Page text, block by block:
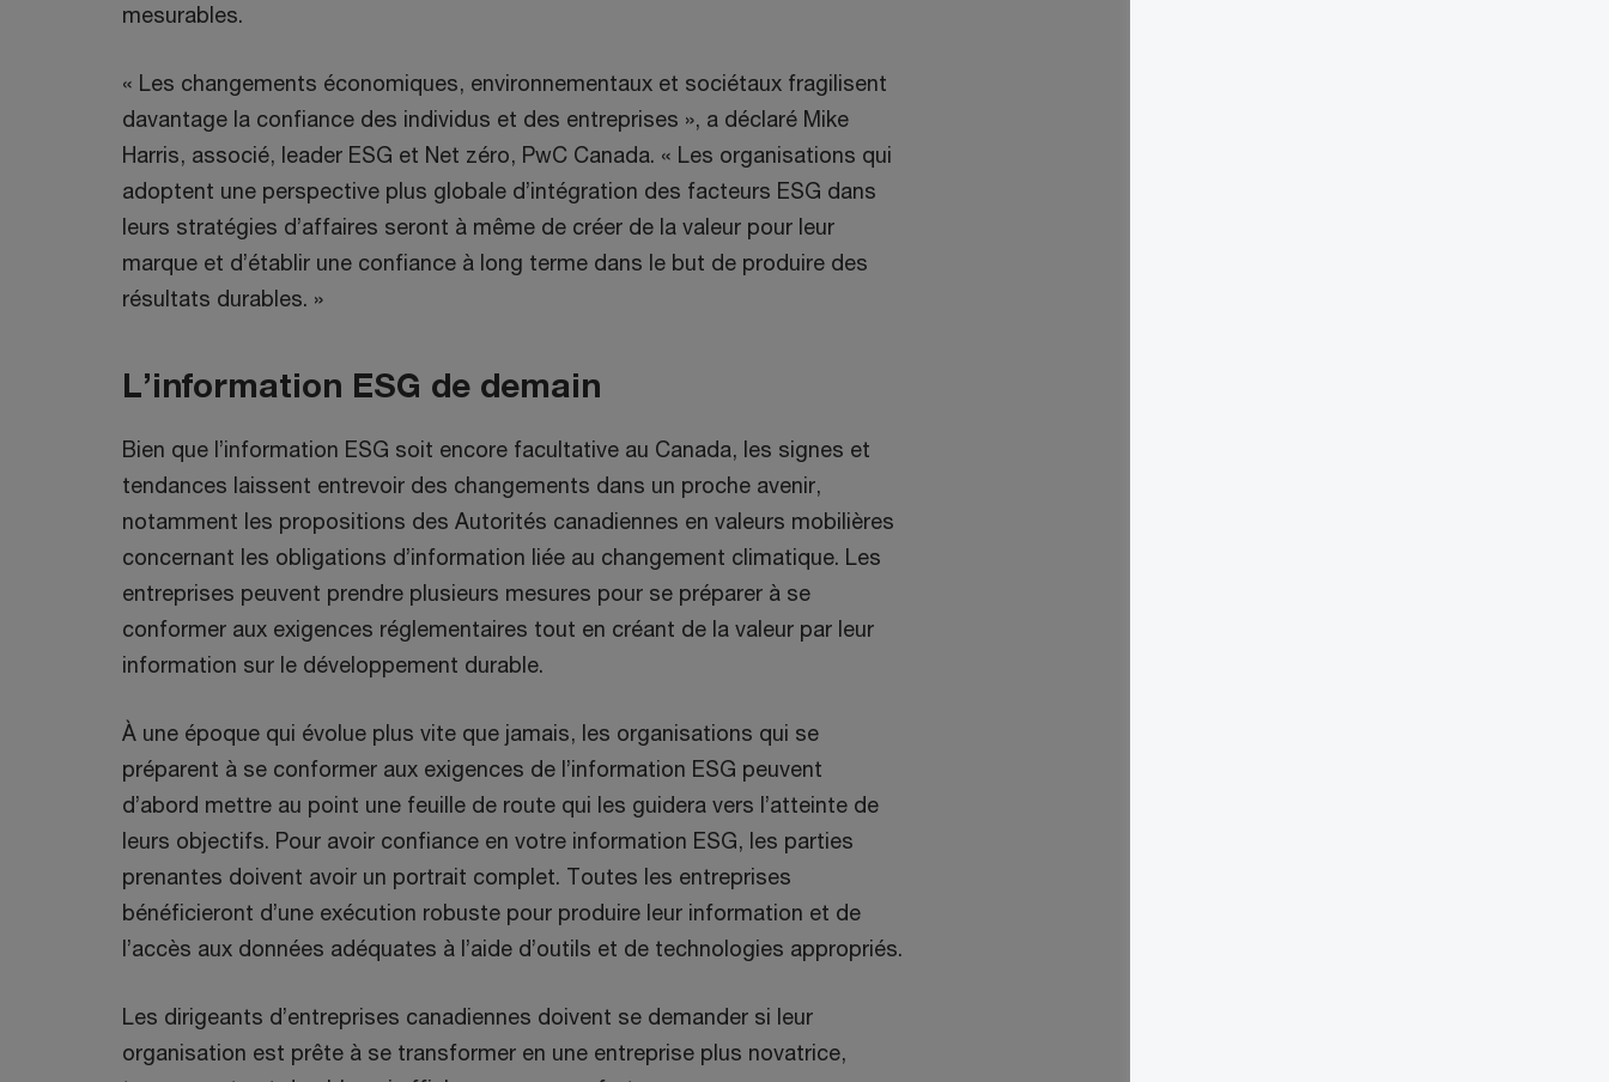
mesurables.
« Les changements économiques, environnementaux et sociétaux fragilisent
davantage la confiance des individus et des entreprises », a déclaré Mike
Harris, associé, leader ESG et Net zéro, PwC Canada. « Les organisations qui
adoptent une perspective plus globale d’intégration des facteurs ESG dans
leurs stratégies d’affaires seront à même de créer de la valeur pour leur
marque et d’établir une confiance à long terme dans le but de produire des
résultats durables. »
L’information ESG de demain
Bien que l’information ESG soit encore facultative au Canada, les signes et
tendances laissent entrevoir des changements dans un proche avenir,
notamment les propositions des Autorités canadiennes en valeurs mobilières
concernant les obligations d’information liée au changement climatique. Les
entreprises peuvent prendre plusieurs mesures pour se préparer à se
conformer aux exigences réglementaires tout en créant de la valeur par leur
information sur le développement durable.
À une époque qui évolue plus vite que jamais, les organisations qui se
préparent à se conformer aux exigences de l’information ESG peuvent
d’abord mettre au point une feuille de route qui les guidera vers l’atteinte de
leurs objectifs. Pour avoir confiance en votre information ESG, les parties
prenantes doivent avoir un portrait complet. Toutes les entreprises
bénéficieront d’une exécution robuste pour produire leur information et de
l’accès aux données adéquates à l’aide d’outils et de technologies appropriés.
Les dirigeants d’entreprises canadiennes doivent se demander si leur
organisation est prête à se transformer en une entreprise plus novatrice,